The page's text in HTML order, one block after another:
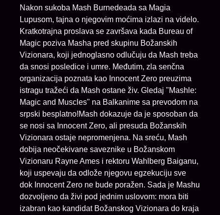
Nakon sukoba Mash Burnedeada sa Magia
Lupusom, tajna o njegovim moćima izlazi na videlo.
Kratkotrajna proslava se završava kada Bureau of
Magic poziva Masha pred skupinu Božanskih
Vizionara, koji jednoglasno odlučuju da Mash treba
da snosi posledice i umre. Međutim, zla senčna
organizacija poznata kao Innocent Zero preuzima
istragu tražeći da Mash ostane živ. Gledaj "Mashle:
Magic and Muscles" na Balkanime sa prevodom na
srpski besplatno!Mash dokazuje da je sposoban da
se nosi sa Innocent Zero, ali presuda Božanskih
Vizionara ostaje nepromenjena. Na sreću, Mash
dobija neočekivane saveznike u Božanskom
Vizionaru Rayne Ames i rektoru Wahlberg Baiganu,
koji uspevaju da odlože njegovu egzekuciju sve
dok Innocent Zero ne bude poražen. Sada je Mashu
dozvoljeno da živi pod jednim uslovom: mora biti
izabran kao kandidat Božanskog Vizionara do kraja